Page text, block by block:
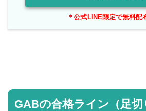
＊公式LINE限定で無料配
GABの合格ライン（足